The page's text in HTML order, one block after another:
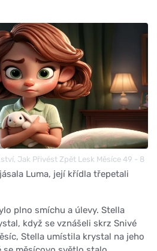
Jak Přivést Zpět Lesk Měsíce 49 - 8
Luma, její křídla třepetali
plno smíchu a úlevy. Stella
když se vznášeli skrz Snivé
Stella umístila krystal na jeho